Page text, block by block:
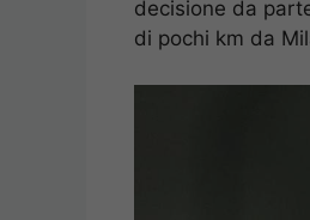
decisione da
di pochi km da